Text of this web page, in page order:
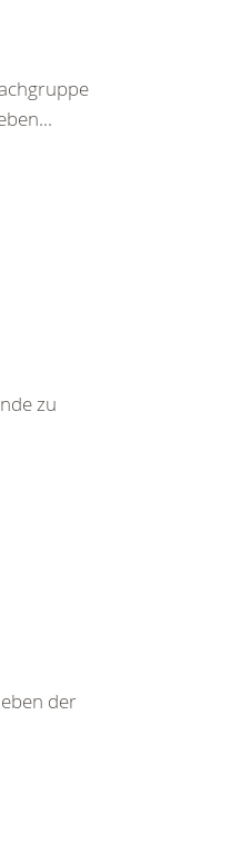
zu
der